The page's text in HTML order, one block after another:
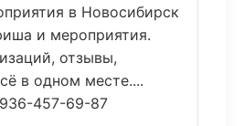
в Новосибирск
и мероприятия.
отзывы,
в одном месте....
457-69-87